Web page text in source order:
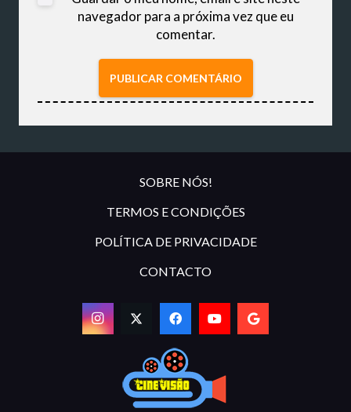
navegador para a próxima vez que eu
comentar.
PUBLICAR COMENTÁRIO
SOBRE NÓS!
TERMOS E CONDIÇÕES
POLÍTICA DE PRIVACIDADE
CONTACTO